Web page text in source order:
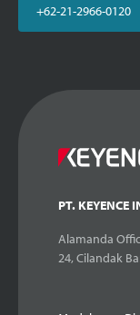
+62-21-2966-0120
PT. KEYENCE
Alamanda
24, Cilandak